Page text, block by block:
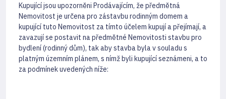
Kupující jsou upozorněni Prodávajícím, že předmětná
Nemovitost je určena pro zástavbu rodinným domem a
kupující tuto Nemovitost za tímto účelem kupují a přejímají, a
zavazují se postavit na předmětné Nemovitosti stavbu pro
bydlení (rodinný dům), tak aby stavba byla v souladu s
platným územním plánem, s nímž byli kupující seznámeni, a to
za podmínek uvedených níže: